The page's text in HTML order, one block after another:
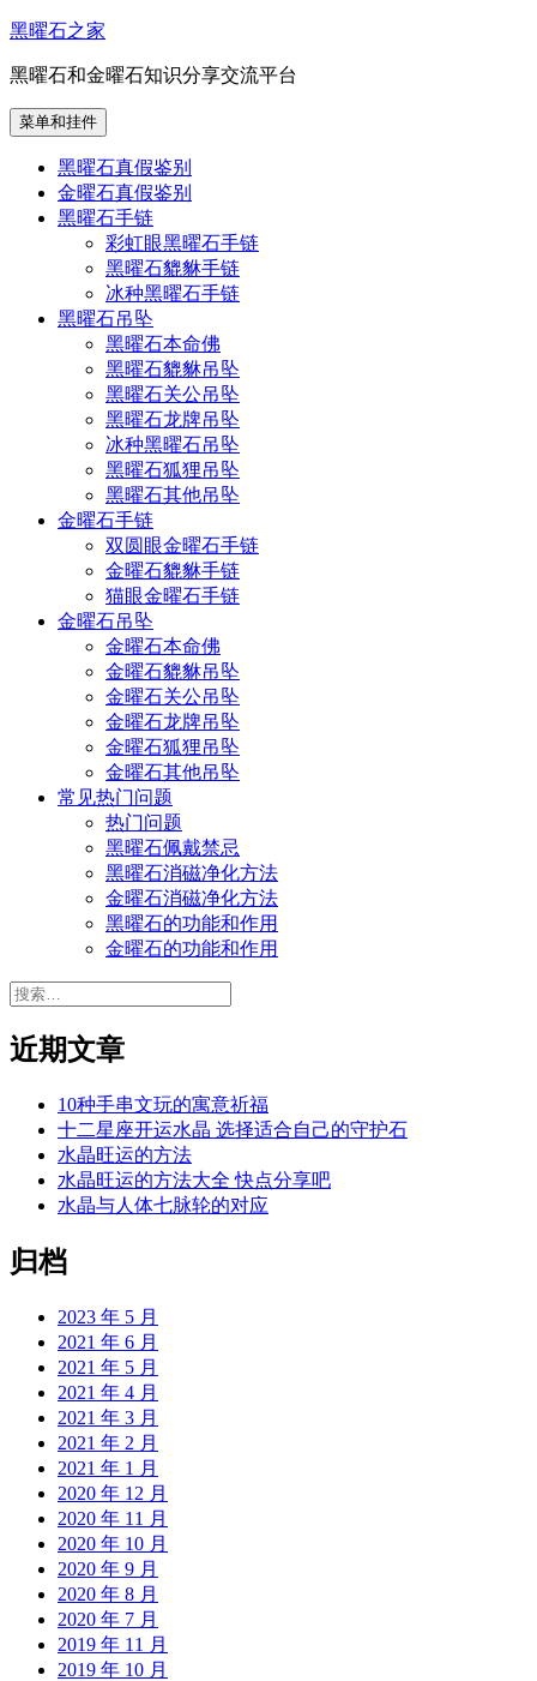
跳
内
容
黑曜石之家
黑曜石和金曜石知识分享交流平台
菜单和挂件
黑曜石真假鉴别
金曜石真假鉴别
黑曜石手链
彩虹眼黑曜石手链
黑曜石貔貅手链
冰种黑曜石手链
黑曜石吊坠
黑曜石本命佛
黑曜石貔貅吊坠
黑曜石关公吊坠
黑曜石龙牌吊坠
冰种黑曜石吊坠
黑曜石狐狸吊坠
黑曜石其他吊坠
金曜石手链
双圆眼金曜石手链
金曜石貔貅手链
猫眼金曜石手链
金曜石吊坠
金曜石本命佛
金曜石貔貅吊坠
金曜石关公吊坠
金曜石龙牌吊坠
金曜石狐狸吊坠
金曜石其他吊坠
常见热门问题
热门问题
黑曜石佩戴禁忌
黑曜石消磁净化方法
金曜石消磁净化方法
黑曜石的功能和作用
金曜石的功能和作用
搜
近期文章
10种手串文玩的寓意祈福
十二星座开运水晶 选择适合自己的守护石
水晶旺运的方法
水晶旺运的方法大全 快点分享吧
水晶与人体七脉轮的对应
归档
2023 年 5 月
2021 年 6 月
2021 年 5 月
2021 年 4 月
2021 年 3 月
2021 年 2 月
2021 年 1 月
2020 年 12 月
2020 年 11 月
2020 年 10 月
2020 年 9 月
2020 年 8 月
2020 年 7 月
2019 年 11 月
2019 年 10 月